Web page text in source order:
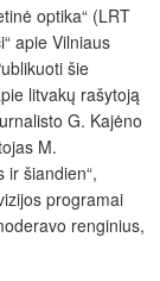
optika“ (LRT
apie Vilniaus
šie
litvakų rašytoją
G. Kajėno
M.
ir šiandien“,
programai
renginius,